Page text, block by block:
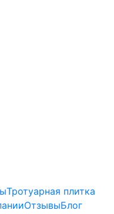
Тротуарная плитка
ОтзывыБлог